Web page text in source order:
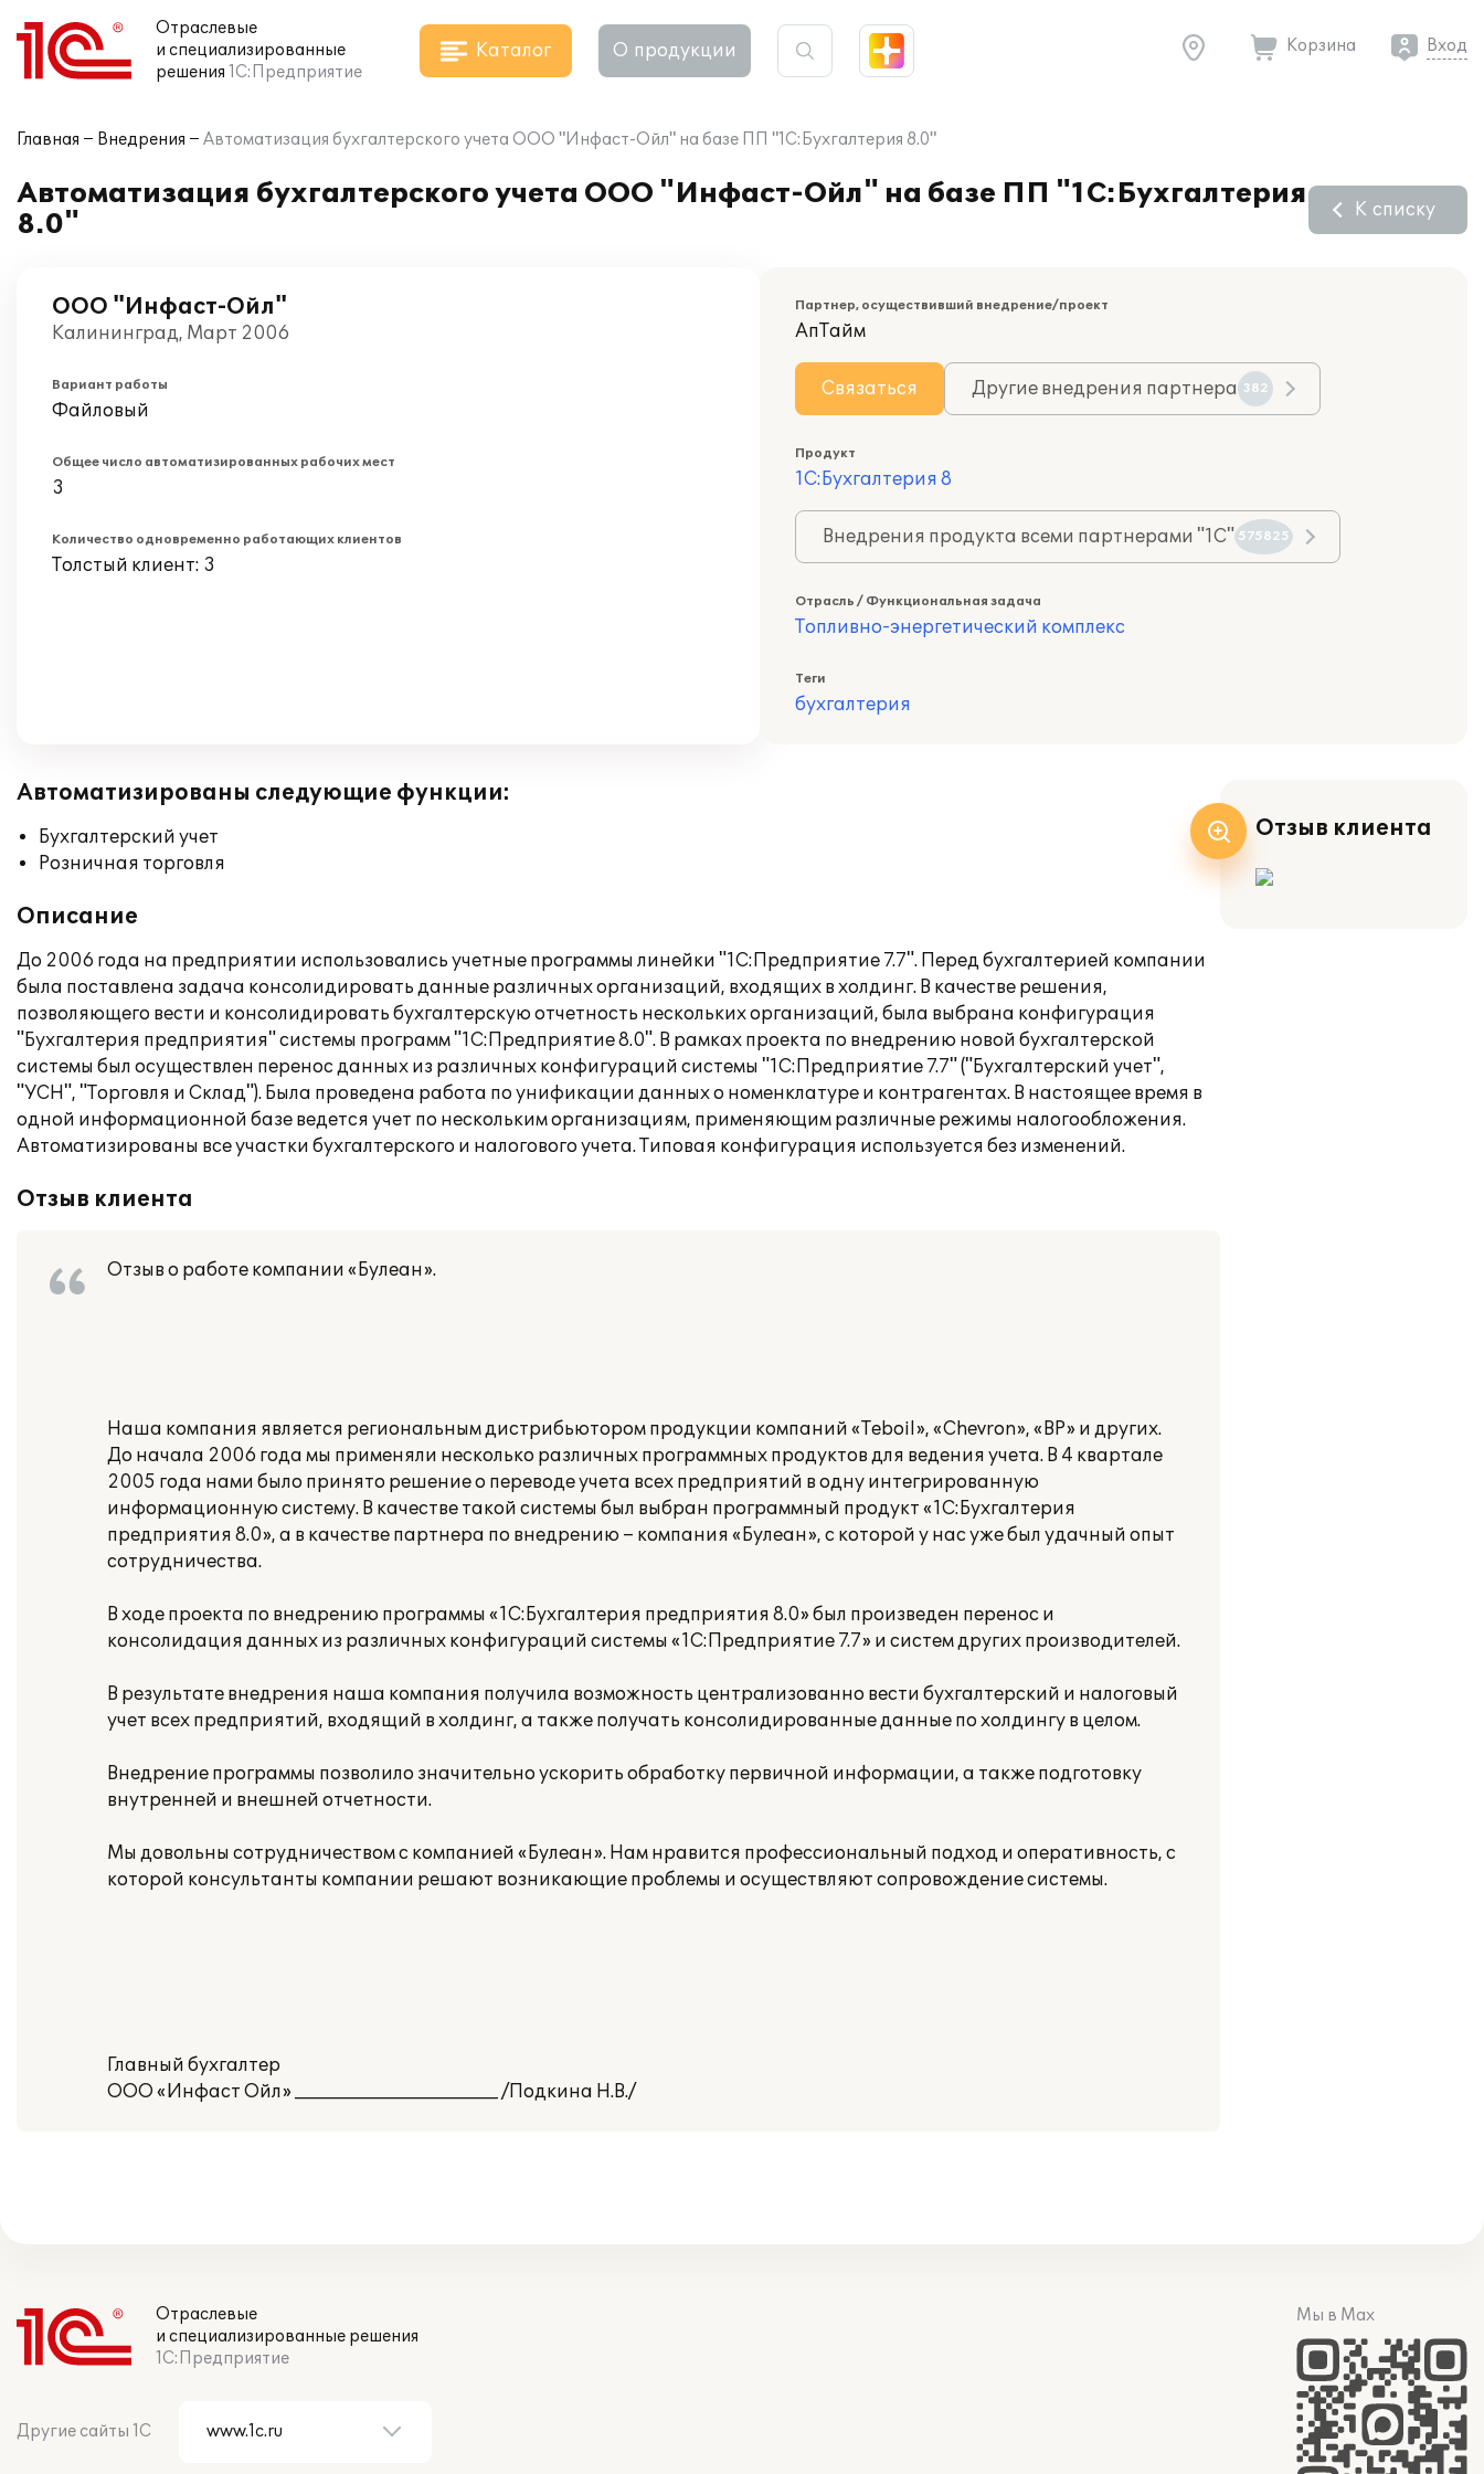
Отраслевые
и специализированные
решения 1С:Предприятие
Каталог О продукции Корзина Вход
Главная Внедрения Автоматизация бухгалтерского учета ООО "Инфаст-Ойл" на базе ПП "1С:Бухгалтерия 8.0"
Автоматизация бухгалтерского учета ООО "Инфаст-Ойл" на базе ПП "1С:Бухгалтерия
8.0"
К списку
ООО "Инфаст-Ойл"
Калининград, Март 2006
Вариант работы
Файловый
Общее число автоматизированных рабочих мест
3
Количество одновременно работающих клиентов
Толстый клиент: 3
Партнер, осуществивший внедрение/проект
АпТайм
Связаться Другие внедрения партнера 382
Продукт
1С:Бухгалтерия 8
Внедрения продукта всеми партнерами "1С" 575825
Отрасль / Функциональная задача
Топливно-энергетический комплекс
Теги
бухгалтерия
Автоматизированы следующие функции:
Бухгалтерский учет
Розничная торговля
Описание
До 2006 года на предприятии использовались учетные программы линейки "1С:Предприятие 7.7". Перед бухгалтерией компании
была поставлена задача консолидировать данные различных организаций, входящих в холдинг. В качестве решения,
позволяющего вести и консолидировать бухгалтерскую отчетность нескольких организаций, была выбрана конфигурация
"Бухгалтерия предприятия" системы программ "1С:Предприятие 8.0". В рамках проекта по внедрению новой бухгалтерской
системы был осуществлен перенос данных из различных конфигураций системы "1С:Предприятие 7.7" ("Бухгалтерский учет",
"УСН", "Торговля и Склад"). Была проведена работа по унификации данных о номенклатуре и контрагентах. В настоящее время в
одной информационной базе ведется учет по нескольким организациям, применяющим различные режимы налогообложения.
Автоматизированы все участки бухгалтерского и налогового учета. Типовая конфигурация используется без изменений.
Отзыв клиента
Отзыв о работе компании «Булеан».
Наша компания является региональным дистрибьютором продукции компаний «Teboil», «Chevron», «BP» и других.
До начала 2006 года мы применяли несколько различных программных продуктов для ведения учета. В 4 квартале
2005 года нами было принято решение о переводе учета всех предприятий в одну интегрированную
информационную систему. В качестве такой системы был выбран программный продукт «1С:Бухгалтерия
предприятия 8.0», а в качестве партнера по внедрению – компания «Булеан», с которой у нас уже был удачный опыт
сотрудничества.
В ходе проекта по внедрению программы «1С:Бухгалтерия предприятия 8.0» был произведен перенос и
консолидация данных из различных конфигураций системы «1С:Предприятие 7.7» и систем других производителей.
В результате внедрения наша компания получила возможность централизованно вести бухгалтерский и налоговый
учет всех предприятий, входящий в холдинг, а также получать консолидированные данные по холдингу в целом.
Внедрение программы позволило значительно ускорить обработку первичной информации, а также подготовку
внутренней и внешней отчетности.
Мы довольны сотрудничеством с компанией «Булеан». Нам нравится профессиональный подход и оперативность, с
которой консультанты компании решают возникающие проблемы и осуществляют сопровождение системы.
Главный бухгалтер
ООО «Инфаст Ойл» _______________________ /Подкина Н.В./
Отзыв клиента
Отраслевые
и специализированные решения
1С:Предприятие
Другие сайты 1С
Мы в Max